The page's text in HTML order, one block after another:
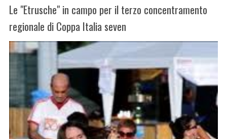
Le "Etrusche" in campo per il terzo concentramento
regionale di Coppa Italia seven